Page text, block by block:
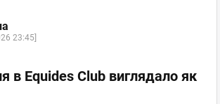
23:45]
в Equides Club виглядало як